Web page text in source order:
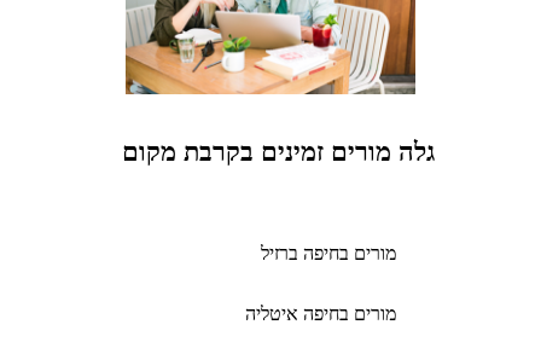
גלה מורים זמינים בקרבת מקום
מורים בחיפה ברזיל
מורים בחיפה איטליה